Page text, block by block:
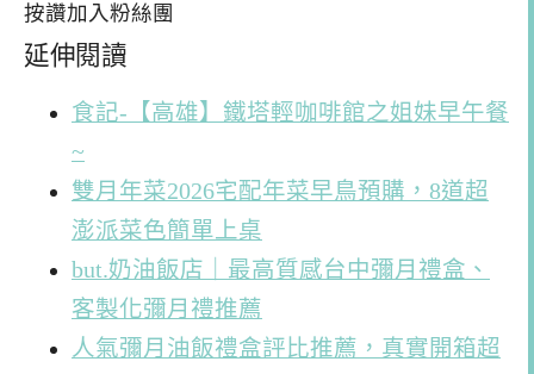
按讚加入粉絲團
延伸閱讀
食記-【高雄】鐵塔輕咖啡館之姐妹早午餐
~
雙月年菜2026宅配年菜早鳥預購，8道超
澎派菜色簡單上桌
but.奶油飯店｜最高質感台中彌月禮盒、
客製化彌月禮推薦
人氣彌月油飯禮盒評比推薦，真實開箱超